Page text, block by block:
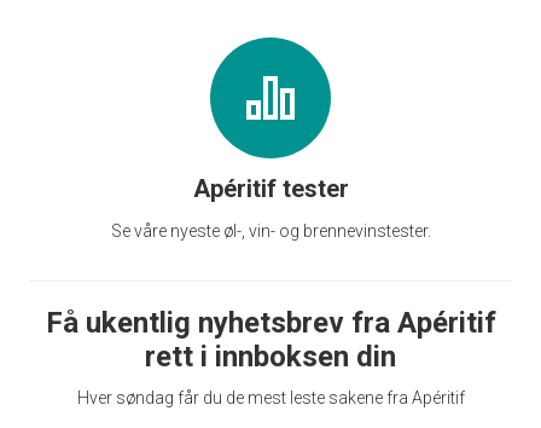
Apéritif tester
Se våre nyeste øl-, vin- og brennevinstester.
Få ukentlig nyhetsbrev fra Apéritif
rett i innboksen din
Hver søndag får du de mest leste sakene fra Apéritif